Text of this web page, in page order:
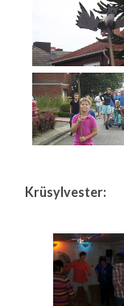
Krüsylvester: